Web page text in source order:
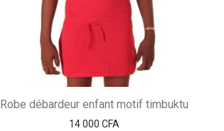
Robe débardeur enfant motif timbuktu
14 000 CFA